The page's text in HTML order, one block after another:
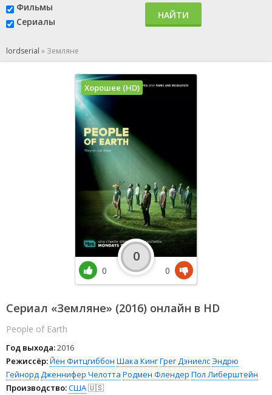
Фильмы
Сериалы
НАЙТИ
lordserial » Земляне
Сериал «Земляне» (2016) онлайн в HD
People of Earth
Год выхода:2016
Режиссёр:Йен Фитцгиббон Шака КингГрег ДэниелсЭндрю
ГейнордДженнифер Челотта Родмен Флендер Пол Либерштейн
Производство:США🇺🇸
Хорошее (HD)
0
0
0